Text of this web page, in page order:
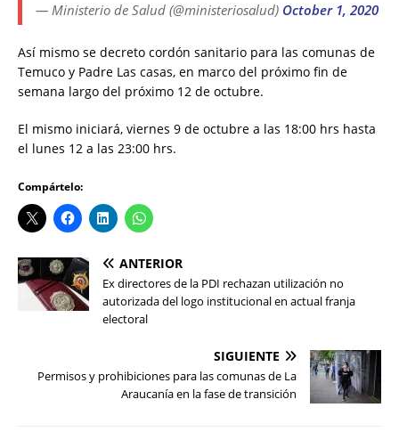
— Ministerio de Salud (@ministeriosalud) October 1, 2020
Así mismo se decreto cordón sanitario para las comunas de
Temuco y Padre Las casas, en marco del próximo fin de
semana largo del próximo 12 de octubre.
El mismo iniciará, viernes 9 de octubre a las 18:00 hrs hasta
el lunes 12 a las 23:00 hrs.
Compártelo:
ANTERIOR
Ex directores de la PDI rechazan utilización no
autorizada del logo institucional en actual franja
electoral
SIGUIENTE
Permisos y prohibiciones para las comunas de La
Araucanía en la fase de transición